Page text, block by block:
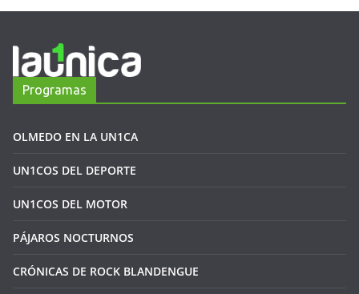
Programas
OLMEDO EN LA UN1CA
UN1COS DEL DEPORTE
UN1COS DEL MOTOR
PÁJAROS NOCTURNOS
CRÓNICAS DE ROCK BLANDENGUE